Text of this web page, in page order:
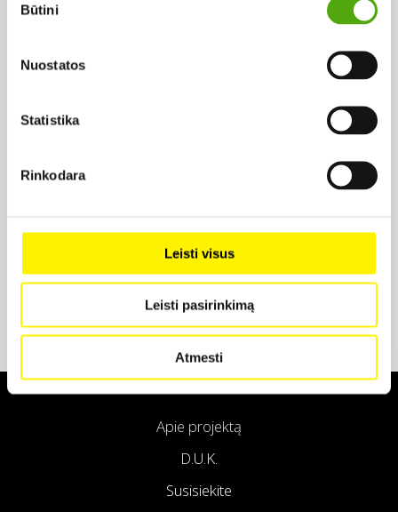
pasirinkimas
Būtini
Nuostatos
Statistika
Rinkodara
Leisti visus
Leisti pasirinkimą
Atmesti
Apie projektą
D.U.K.
Susisiekite